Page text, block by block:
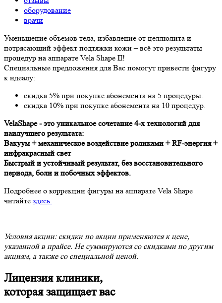
оборудование
врачи
Уменьшение объемов тела, избавление от целлюлита и
потрясающий эффект подтяжки кожи – всё это результаты
процедур на аппарате Vela Shape II!
Специальные предложения для Вас помогут привести фигуру
к идеалу:
скидка 5% при покупке абонемента на 5 процедуры.
скидка 10% при покупке абонемента на 10 процедур.
VelaShape - это уникальное сочетание 4-х технологий для
наилучшего результата:
Вакуум + механическое воздействие роликами + RF-энергия +
инфракрасный свет
Быстрый и устойчивый результат, без восстановительного
периода, боли и побочных эффектов.
Подробнее о коррекции фигуры на аппарате Vela Shape
читайте здесь.
Условия акции: скидки по акции применяются к цене,
указанной в прайсе. Не суммируются со скидками по другим
акциям, а также со специальной ценой.
Лицензия клиники,
которая защищает вас